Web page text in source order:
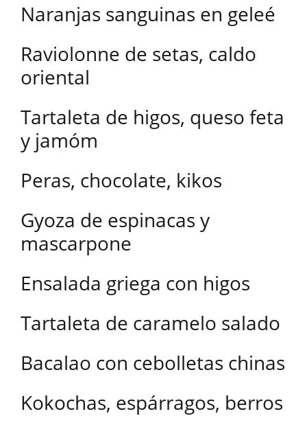
Naranjas sanguinas en geleé
Raviolonne de setas, caldo
oriental
Tartaleta de higos, queso feta
y jamóm
Peras, chocolate, kikos
Gyoza de espinacas y
mascarpone
Ensalada griega con higos
Tartaleta de caramelo salado
Bacalao con cebolletas chinas
Kokochas, espárragos, berros